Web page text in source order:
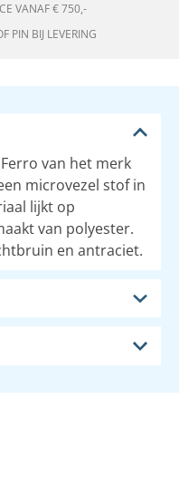
VANAF € 750,-
PIN BIJ LEVERING
van het merk
microvezel stof in
lijkt op
van polyester.
en antraciet.